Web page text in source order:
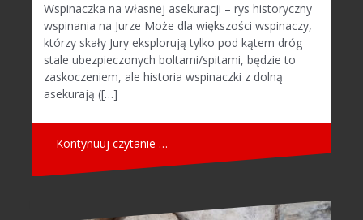
Wspinaczka na własnej asekuracji – rys historyczny
wspinania na Jurze Może dla większości wspinaczy,
którzy skały Jury eksplorują tylko pod kątem dróg
stale ubezpieczonych boltami/spitami, będzie to
zaskoczeniem, ale historia wspinaczki z dolną
asekurają ([…]
Kontynuuj czytanie …